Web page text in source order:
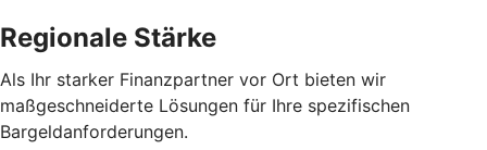
Regionale Stärke
Als Ihr starker Finanzpartner vor Ort bieten wir
maßgeschneiderte Lösungen für Ihre spezifischen
Bargeldanforderungen.